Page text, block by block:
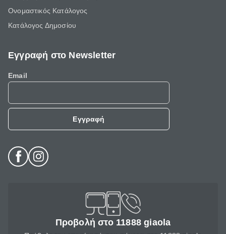
Ονομαστικός Κατάλογος
Κατάλογος Δημοσίου
Εγγραφή στο Newsletter
Email
Εγγραφή
Προβολή στο 11888 giaola